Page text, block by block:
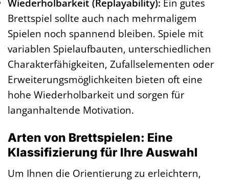
Brettspiel sollte auch nach mehrmaligem
Spielen noch spannend bleiben. Spiele mit
variablen Spielaufbauten, unterschiedlichen
Charakterfähigkeiten, Zufallselementen oder
Erweiterungsmöglichkeiten bieten oft eine
hohe Wiederholbarkeit und sorgen für
langanhaltende Motivation.
Arten von Brettspielen: Eine
Klassifizierung für Ihre Auswahl
Um Ihnen die Orientierung zu erleichtern,